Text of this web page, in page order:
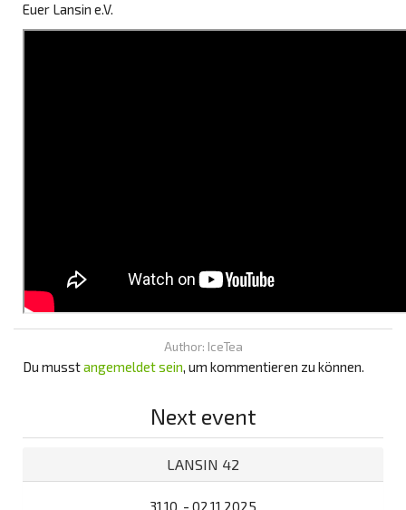
Euer Lansin e.V.
Author: IceTea
Du musstangemeldet sein, um kommentieren zu können.
Next event
LANSIN 42